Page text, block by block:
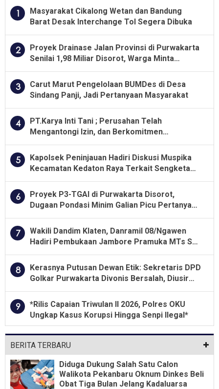
1
Masyarakat Cikalong Wetan dan Bandung
Barat Desak Interchange Tol Segera Dibuka
2
Proyek Drainase Jalan Provinsi di Purwakarta
Senilai 1,98 Miliar Disorot, Warga Minta
3
Carut Marut Pengelolaan BUMDes di Desa
Sindang Panji, Jadi Pertanyaan Masyarakat
4
PT.Karya Inti Tani ; Perusahan Telah
Mengantongi Izin, dan Berkomitmen
5
Kapolsek Peninjauan Hadiri Diskusi Muspika
Kecamatan Kedaton Raya Terkait Sengketa
6
Proyek P3-TGAI di Purwakarta Disorot,
Dugaan Pondasi Minim Galian Picu Pertanyaan
7
Wakili Dandim Klaten, Danramil 08/Ngawen
Hadiri Pembukaan Jambore Pramuka MTs Se-
8
Kerasnya Putusan Dewan Etik: Sekretaris DPD
Golkar Purwakarta Divonis Bersalah, Diusir
9
*Rilis Capaian Triwulan II 2026, Polres OKU
Ungkap Kasus Korupsi Hingga Senpi Ilegal*
BERITA TERBARU
Diduga Dukung Salah Satu Calon
Walikota Pekanbaru Oknum Dinkes Beli
Obat Tiga Bulan Jelang Kadaluarsa